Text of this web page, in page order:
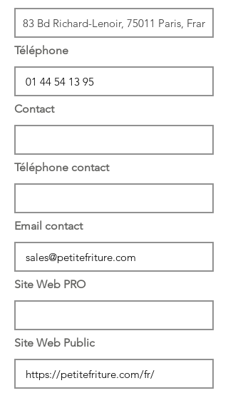
Téléphone
Contact
Téléphone contact
Email contact
Site Web PRO
Site Web Public